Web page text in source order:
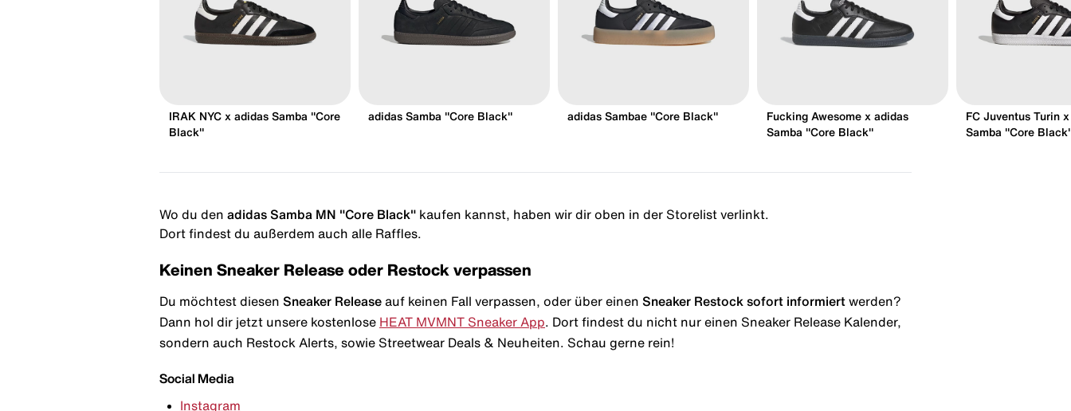
IRAK NYC x adidas Samba "Core
Black"
adidas Samba "Core Black" adidas Sambae "Core Black"
Fucking Awesome x adidas
Samba "Core Black"
FC Juventus Turin
Samba "Core
Wo du den adidas Samba MN "Core Black" kaufen kannst, haben wir dir oben in der Storelist verlinkt.
Dort findest du außerdem auch alle Raffles.
Keinen Sneaker Release oder Restock verpassen
Du möchtest diesen Sneaker Release auf keinen Fall verpassen, oder über einen Sneaker Restock sofort informiert werden?
Dann hol dir jetzt unsere kostenlose HEAT MVMNT Sneaker App . Dort findest du nicht nur einen Sneaker Release Kalender,
sondern auch Restock Alerts, sowie Streetwear Deals & Neuheiten. Schau gerne rein!
Social Media
Instagram